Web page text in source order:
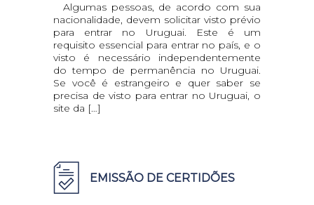
Algumas pessoas, de acordo com sua
nacionalidade, devem solicitar visto prévio
para entrar no Uruguai. Este é um
requisito essencial para entrar no país, e o
visto é necessário independentemente
do tempo de permanência no Uruguai.
Se você é estrangeiro e quer saber se
precisa de visto para entrar no Uruguai, o
site da […]
EMISSÃO DE CERTIDÕES